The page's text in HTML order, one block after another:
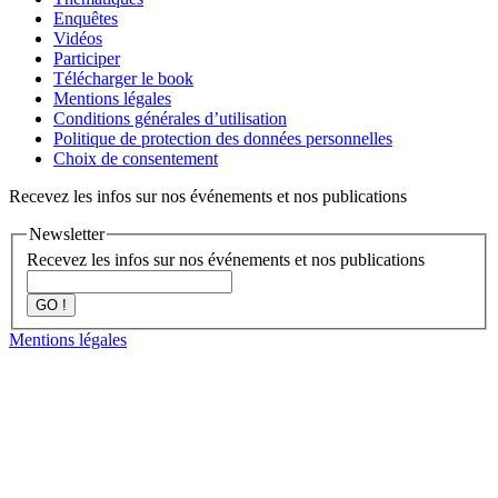
Enquêtes
Vidéos
Participer
Télécharger le book
Mentions légales
Conditions générales d’utilisation
Politique de protection des données personnelles
Choix de consentement
Recevez les infos sur nos événements et nos publications
Newsletter
Recevez les infos sur nos événements et nos publications
GO !
Mentions légales